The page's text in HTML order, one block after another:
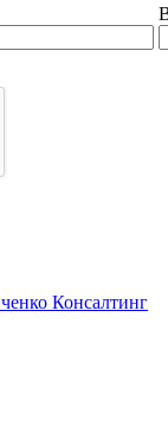
Консалтинг